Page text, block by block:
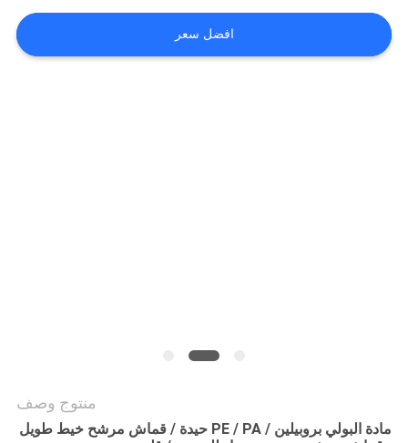
خريطة
الموقع
افضل سعر
منتوج وصف
مادة البولي بروبيلين / PE / PA حيدة / قماش مرشح خيط طويل